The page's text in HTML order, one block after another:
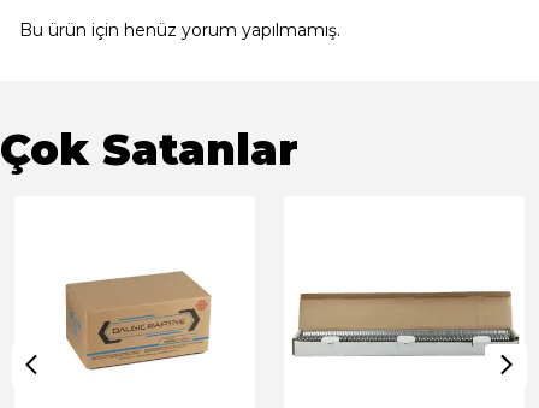
Bu ürün için henüz yorum yapılmamış.
Çok Satanlar